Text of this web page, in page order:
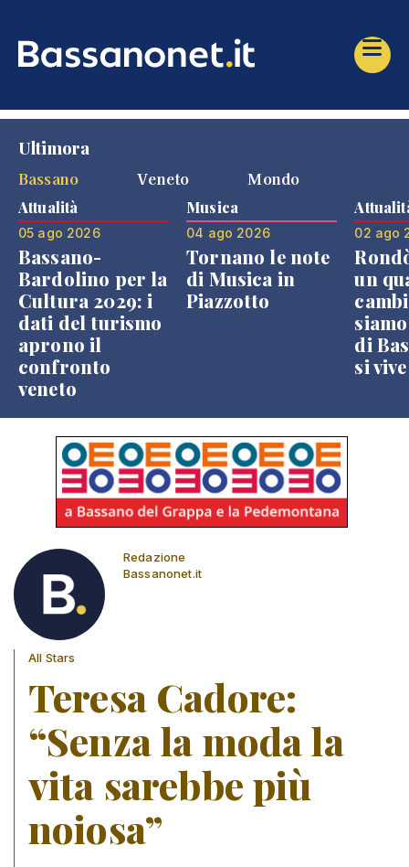
Ultimora
Bassano
Veneto Mondo
Attualità
05 ago 2026
Bassano-
Bardolino per la
Cultura 2029: i
dati del turismo
aprono il
confronto
veneto
Musica
04 ago 2026
Tornano le note
di Musica in
Piazzotto
02 ago
un
di
si
Redazione
Bassanonet.it
All Stars
Teresa Cadore:
“Senza la moda la
vita sarebbe più
noiosa”